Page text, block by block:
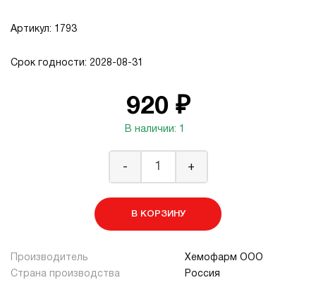
Артикул: 1793
Срок годности: 2028-08-31
920 ₽
В наличии: 1
- +
В КОРЗИНУ
Производитель
Хемофарм ООО
Страна производства
Россия